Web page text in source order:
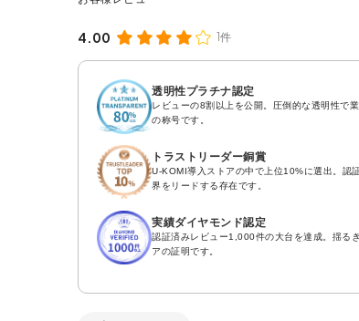
4.00 1件
透明性プラチナ認定
レビューの8割以上を公開。圧倒的な透明性で
の称号です。
トラストリーダー銅賞
U-KOMI導入ストアの中で上位10%に選出。認
界をリードする存在です。
実績ダイヤモンド認定
認証済みレビュー1,000件の大台を達成。揺る
アの証明です。